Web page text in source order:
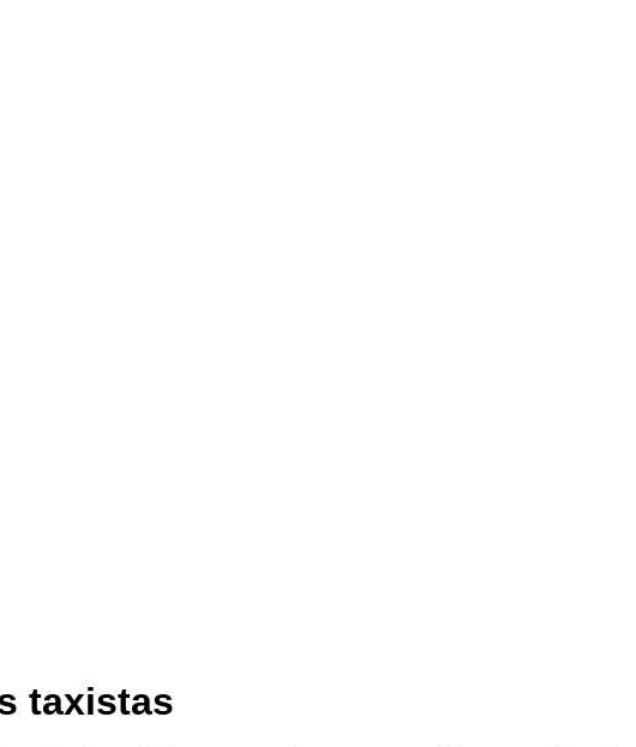
taxistas